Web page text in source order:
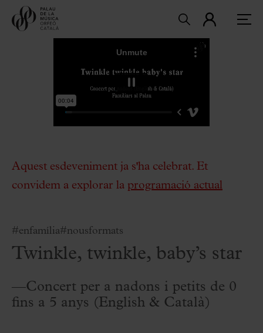
Aquest esdeveniment ja s'ha celebrat. Et
convidem a explorar la programació actual
#enfamília#nousformats
Twinkle, twinkle, baby’s star
—Concert per a nadons i petits de 0
fins a 5 anys (English & Català)